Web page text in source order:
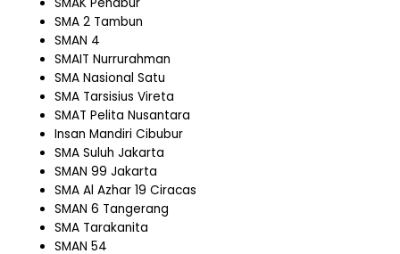
SMA 2 Tambun
SMAN 4
SMAIT Nurrurahman
SMA Nasional Satu
SMA Tarsisius Vireta
SMAT Pelita Nusantara
Insan Mandiri Cibubur
SMA Suluh Jakarta
SMAN 99 Jakarta
SMA Al Azhar 19 Ciracas
SMAN 6 Tangerang
SMA Tarakanita
SMAN 54